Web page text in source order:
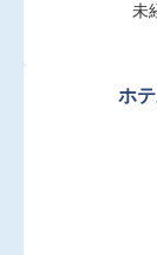
未
ホ